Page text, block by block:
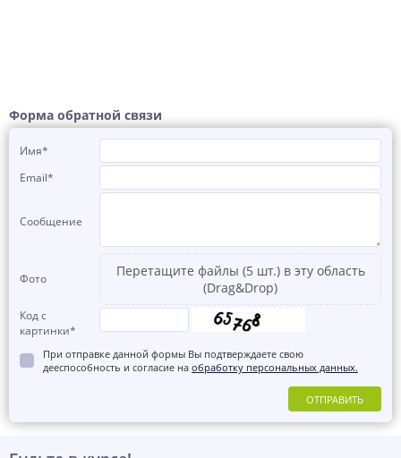
Форма обратной связи
Имя*
Email*
Сообщение
Фото
Перетащите файлы (5 шт.) в эту область
(Drag&Drop)
Код с
картинки*
При отправке данной формы Вы подтверждаете свою
дееспособность и согласие на обработку персональных данных.
ОТПРАВИТЬ